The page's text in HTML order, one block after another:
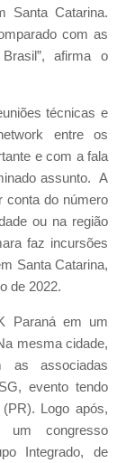
Santa Catarina.
com as
afirma o
técnicas e
entre os
e com a fala
assunto. A
conta do número
ou na região
faz incursões
Santa Catarina,
de 2022.
Paraná em um
mesma cidade,
as associadas
evento tendo
Logo após,
um congresso
Integrado, de